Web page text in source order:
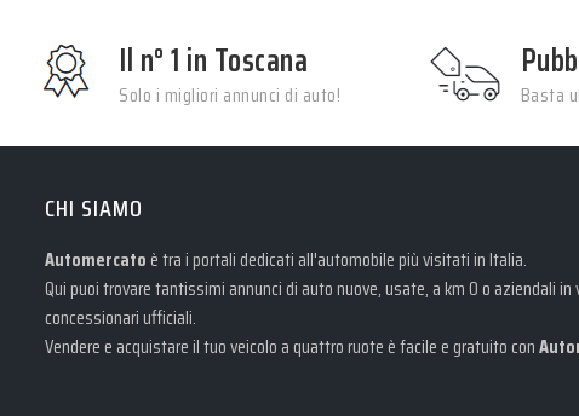
Il n° 1 in Toscana
Solo i migliori annunci di auto! Basta
CHI SIAMO
Automercato è tra i portali dedicati all'automobile più visitati in Italia.
Qui puoi trovare tantissimi annunci di auto nuove, usate, a km 0 o aziendali
concessionari ufficiali.
Vendere e acquistare il tuo veicolo a quattro ruote è facile e gratuito con